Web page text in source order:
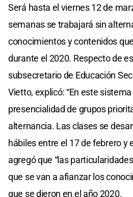
Será hasta el viernes 12 de
semanas se trabajará sin
conocimientos y contenidos
durante el 2020. Respecto de
subsecretario de Educación
Vietto, explicó: “En este
presencialidad de grupos
alternancia. Las clases se
hábiles entre el 17 de febrero y
agregó que “las
que se van a afianzar los
que se dieron en el año 2020.